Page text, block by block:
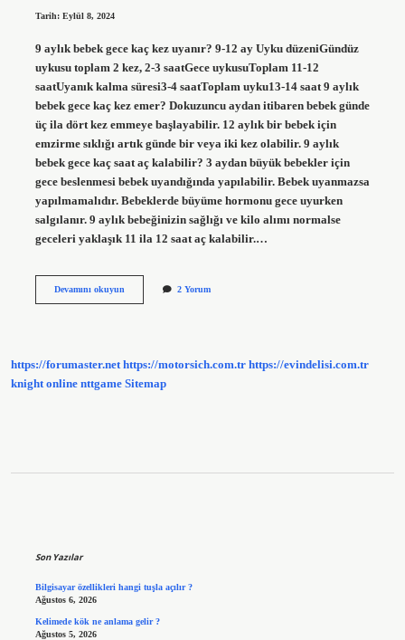
Tarih: Eylül 8, 2024
9 aylık bebek gece kaç kez uyanır? 9-12 ay Uyku düzeniGündüz
uykusu toplam 2 kez, 2-3 saatGece uykusuToplam 11-12
saatUyanık kalma süresi3-4 saatToplam uyku13-14 saat 9 aylık
bebek gece kaç kez emer? Dokuzuncu aydan itibaren bebek günde
üç ila dört kez emmeye başlayabilir. 12 aylık bir bebek için
emzirme sıklığı artık günde bir veya iki kez olabilir. 9 aylık
bebek gece kaç saat aç kalabilir? 3 aydan büyük bebekler için
gece beslenmesi bebek uyandığında yapılabilir. Bebek uyanmazsa
yapılmamalıdır. Bebeklerde büyüme hormonu gece uyurken
salgılanır. 9 aylık bebeğinizin sağlığı ve kilo alımı normalse
geceleri yaklaşık 11 ila 12 saat aç kalabilir.…
Devamını okuyun9
Kalkar
2 Yorum
https://forumaster.net https://motorsich.com.tr https://evindelisi.com.tr
knight online nttgame Sitemap
Son Yazılar
Bilgisayar özellikleri hangi tuşla açılır ?
Ağustos 6, 2026
Kelimede kök ne anlama gelir ?
Ağustos 5, 2026